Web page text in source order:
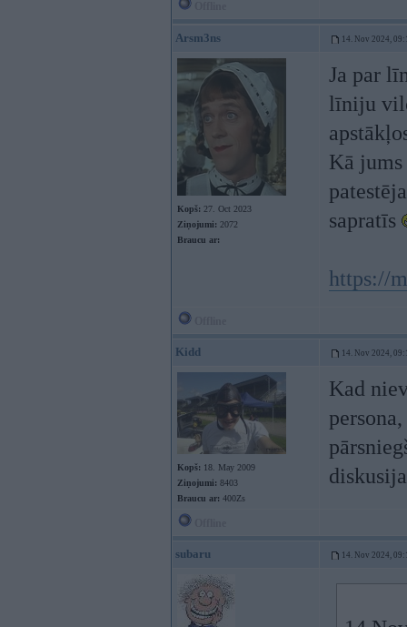
Arsm3ns 14. Nov 2024,
Kopš: 27. Oct 2023
Ziņojumi: 2072
Braucu ar:
Ja par
līniju
Kā
sapratīs
https://
Kidd 14. Nov 2024,
Kopš: 18. May 2009
Ziņojumi: 8403
Braucu ar: 400Zs
Kad
subaru 14. Nov 2024,